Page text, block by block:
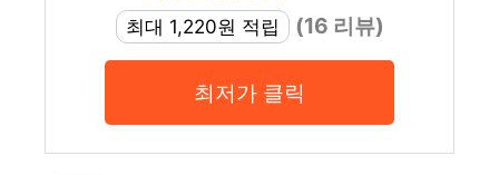
최대 1,220원 적립
(16 리뷰)
최저가 클릭